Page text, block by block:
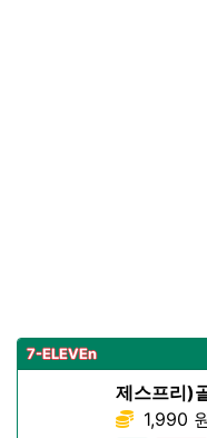
7-ELEVEn
제스프리)
1,990